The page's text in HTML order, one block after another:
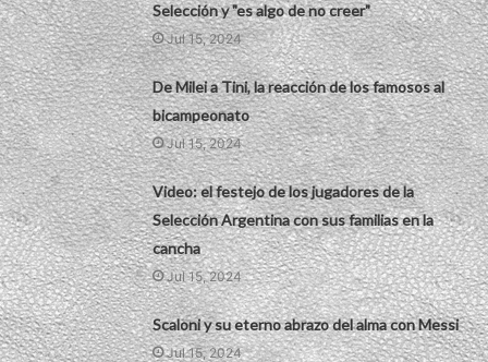
Selección y "es algo de no creer"
Jul 15, 2024
De Milei a Tini, la reacción de los famosos al
bicampeonato
Jul 15, 2024
Video: el festejo de los jugadores de la
Selección Argentina con sus familias en la
cancha
Jul 15, 2024
Scaloni y su eterno abrazo del alma con Messi
Jul 15, 2024